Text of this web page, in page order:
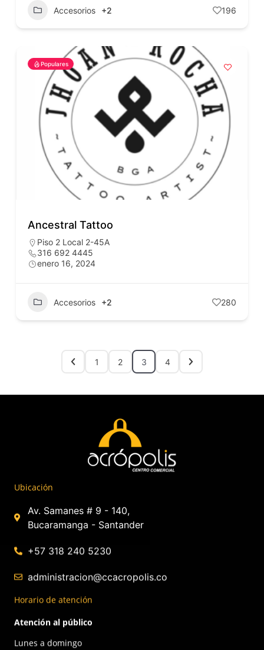
Accesorios +2 196
Populares
Ancestral Tattoo
Piso 2 Local 2-45A
316 692 4445
enero 16, 2024
Accesorios +2 280
1 2 3 4
Ubicación
Av. Samanes # 9 - 140,
Bucaramanga - Santander
+57 318 240 5230
administracion@ccacropolis.co
Horario de atención
Atención al público
Lunes a domingo